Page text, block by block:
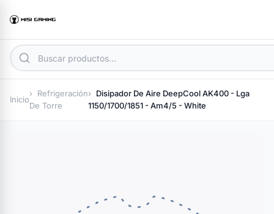
Inicio
Refrigeración
De Torre
Disipador De Aire DeepCool AK400 - Lga
1150/1700/1851 - Am4/5 - White